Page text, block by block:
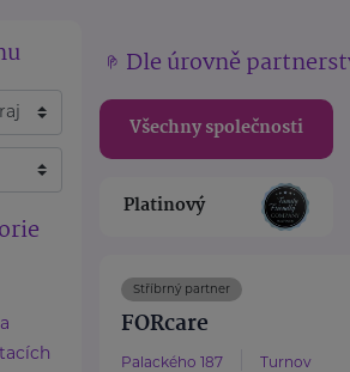
Dle úrovně
Všechny společnosti
Platinový
Stříbrný partner
FORcare
Palackého 187 Turnov